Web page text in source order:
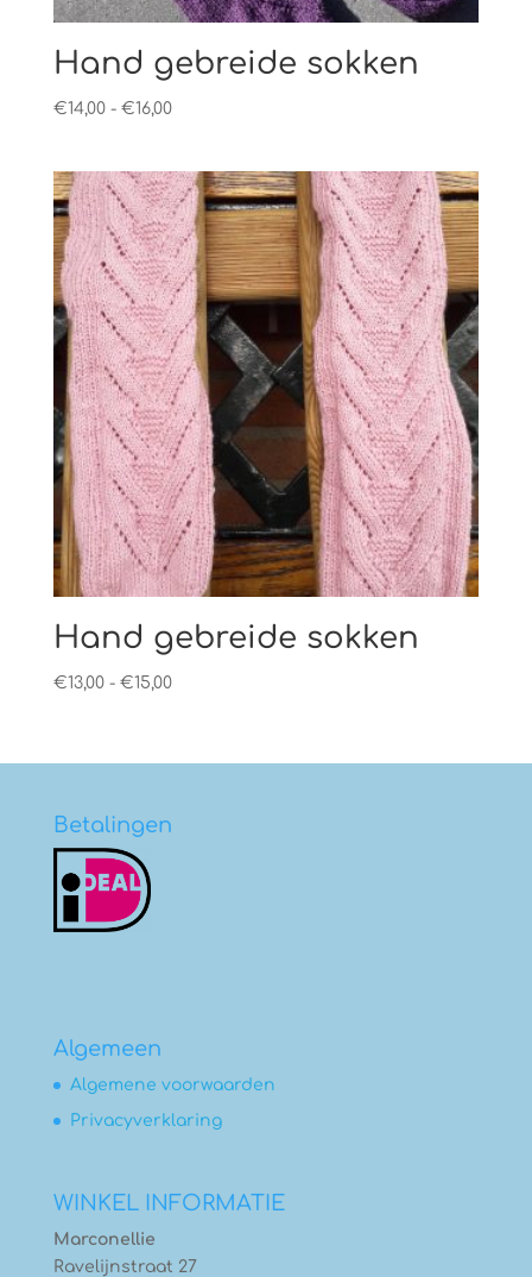
Hand gebreide sokken
€14,00 - €16,00Prijsklasse:
€16,00
Hand gebreide sokken
€13,00 - €15,00Prijsklasse:
€15,00
Betalingen
Algemeen
Algemene voorwaarden
Privacyverklaring
WINKEL INFORMATIE
Marconellie
Ravelijnstraat 27